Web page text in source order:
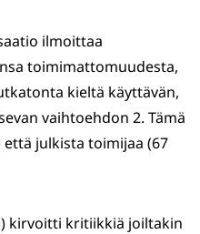
ilmoittaa
toimimattomuudesta,
kieltä käyttävän,
vaihtoehdon 2. Tämä
että julkista toimijaa (67
kirvoitti kritiikkiä joiltakin